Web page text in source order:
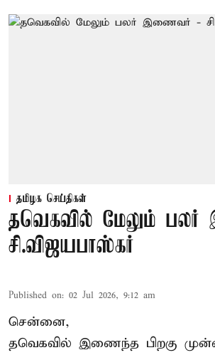
தமிழக செய்திகள்
தவெகவில் மேலும்
சி.விஜயபாஸ்கர்
Published on: 02 Jul 2026, 9:12 am
சென்னை,
தவெகவில் இணைந்த பிறகு